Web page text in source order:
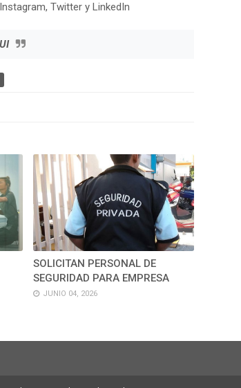
Twitter y LinkedIn
SOLICITAN PERSONAL DE
SEGURIDAD PARA EMPRESA
JUNIO 04, 2026